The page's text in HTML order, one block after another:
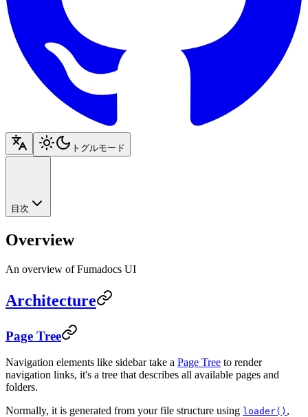
トグルモード
目次
Overview
An overview of Fumadocs UI
Architecture
Page Tree
Navigation elements like sidebar take a Page Tree to render
navigation links, it's a tree that describes all available pages and
folders.
Normally, it is generated from your file structure using loader() ,